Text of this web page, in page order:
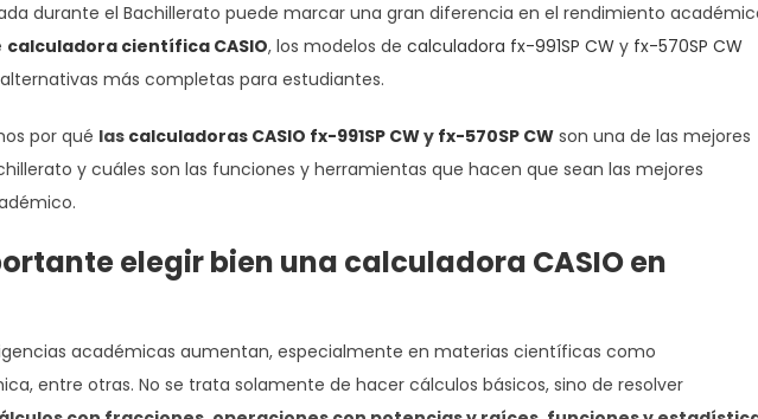
durante el Bachillerato puede marcar una gran diferencia en el rendimiento
calculadora científica CASIO, los modelos de calculadora fx-991SP CW y fx-570SP CW
más completas para estudiantes.
por qué las calculadoras CASIO fx-991SP CWy fx-570SP CW son una de las mejores
y cuáles son las funciones y herramientas que hacen que sean las mejores
elegir bien una calculadora CASIO en
académicas aumentan, especialmente en materias científicas como
entre otras. No se trata solamente de hacer cálculos básicos, sino de resolver